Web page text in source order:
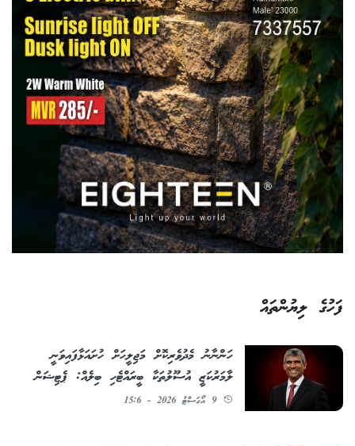
ފަހުގެ ލިޔުންތައް
ހަންނާނު މެދުވެރިކޮށް މަޖިލީހަށް ހުށައަޅާފައިވަނީ
ލާމަރުކަޒީ އުސޫލުތަކާ ބީރައްޓެހި ބިލެއް: ޕެޓިޝަން
9 އޯގަސްޓު 2026 - 15:6